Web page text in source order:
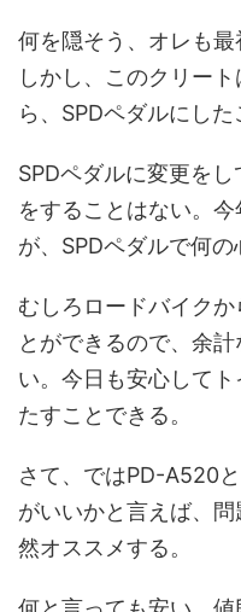
何を隠そう、オレも最
しかし、このクリー
ら、SPDペダルにした
SPDペダルに変更を
をすることはない。
が、SPDペダルで何の
むしろロードバイク
とができるので、余
い。今日も安心して
たすことできる。
さて、ではPD-A520
がいいかと言えば、
然オススメする。